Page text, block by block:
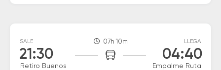
SALE
21:30
Retiro Buenos
07h 10m LLEGA
04:40
Empalme Ruta